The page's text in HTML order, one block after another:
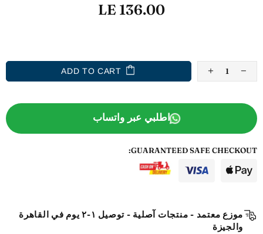
LE 136.00
ADD TO CART
اطلبي عبر واتساب
GUARANTEED SAFE CHECKOUT:
موزع معتمد - منتجات آصلية - توصيل ١-٢ يوم في القاهرة
والجيزة